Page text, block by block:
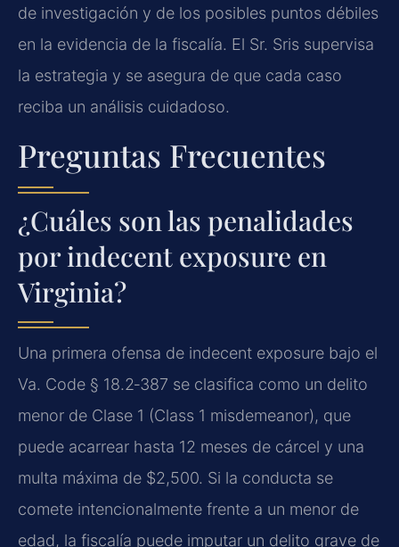
de investigación y de los posibles puntos débiles
en la evidencia de la fiscalía. El Sr. Sris supervisa
la estrategia y se asegura de que cada caso
reciba un análisis cuidadoso.
Preguntas Frecuentes
¿Cuáles son las penalidades
por indecent exposure en
Virginia?
Una primera ofensa de indecent exposure bajo el
Va. Code § 18.2‑387 se clasifica como un delito
menor de Clase 1 (Class 1 misdemeanor), que
puede acarrear hasta 12 meses de cárcel y una
multa máxima de $2,500. Si la conducta se
comete intencionalmente frente a un menor de
edad, la fiscalía puede imputar un delito grave de